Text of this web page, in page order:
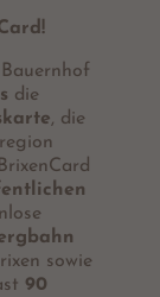
die
, die
sowie
90